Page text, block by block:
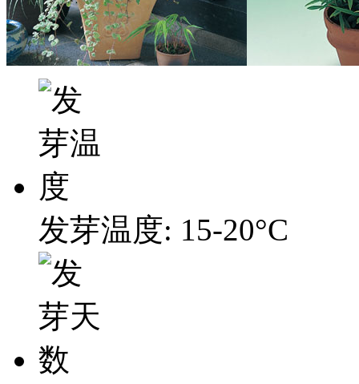
发芽温度: 15-20°C